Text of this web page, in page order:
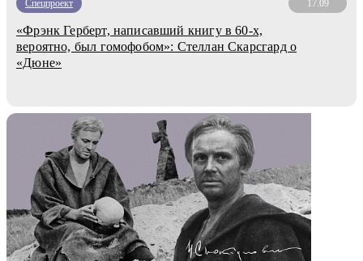
Спецпроект 17.09
«Фрэнк Герберт, написавший книгу в 60-х,
вероятно, был гомофобом»: Стеллан Скарсгард о
«Дюне»